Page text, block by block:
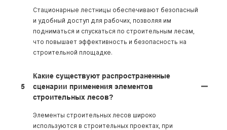
Стационарные лестницы обеспечивают безопасный
и удобный доступ для рабочих, позволяя им
подниматься и спускаться по строительным лесам,
что повышает эффективность и безопасность на
строительной площадке.
5
Какие существуют распространенные
сценарии применения элементов
строительных лесов?
Элементы строительных лесов широко
используются в строительных проектах, при